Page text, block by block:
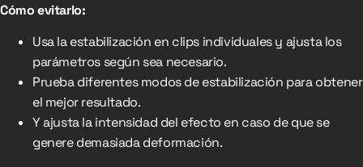
Cómo evitarlo:
Usa la estabilización en clips individuales y ajusta los
parámetros según sea necesario.
Prueba diferentes modos de estabilización para obtener
el mejor resultado.
Y ajusta la intensidad del efecto en caso de que se
genere demasiada deformación.